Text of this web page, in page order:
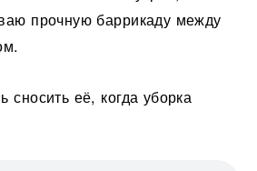
прочную баррикаду между
её, когда уборка